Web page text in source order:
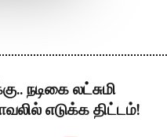
நடிகை லட்சுமி
எடுக்க திட்டம்!